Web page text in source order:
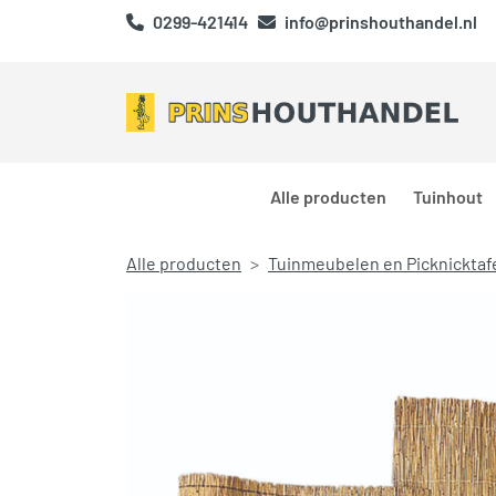
0299-421414 info@prinshouthandel.nl
Alle producten Tuinhout
Alle producten Tuinmeubelen en